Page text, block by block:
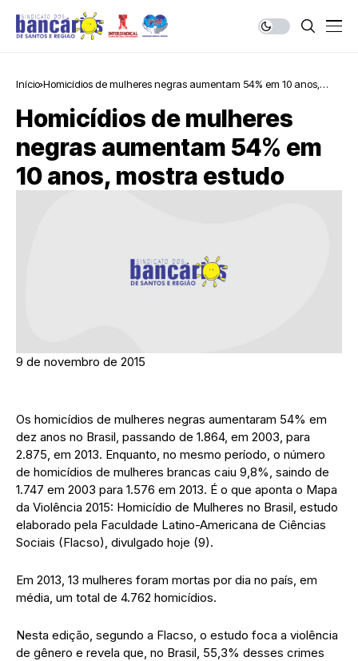
Início Homicídios de mulheres negras aumentam 54% em 10 anos,
Homicídios de mulheres
negras aumentam 54% em
10 anos, mostra estudo
9 de novembro de 2015
Os homicídios de mulheres negras aumentaram 54% em
dez anos no Brasil, passando de 1.864, em 2003, para
2.875, em 2013. Enquanto, no mesmo período, o número
de homicídios de mulheres brancas caiu 9,8%, saindo de
1.747 em 2003 para 1.576 em 2013. É o que aponta o Mapa
da Violência 2015: Homicídio de Mulheres no Brasil, estudo
elaborado pela Faculdade Latino-Americana de Ciências
Sociais (Flacso), divulgado hoje (9).
Em 2013, 13 mulheres foram mortas por dia no país, em
média, um total de 4.762 homicídios.
Nesta edição, segundo a Flacso, o estudo foca a violência
de gênero e revela que, no Brasil, 55,3% desses crimes